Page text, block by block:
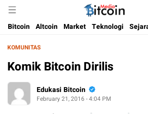
Bitcoin Media Indonesia
Media Bitcoin dan Cryptocurrency, dan
Bitcoin Altcoin Market Teknologi
KOMUNITAS
Komik Bitcoin Dirilis
Edukasi Bitcoin
February 21, 2016 - 4:04 PM